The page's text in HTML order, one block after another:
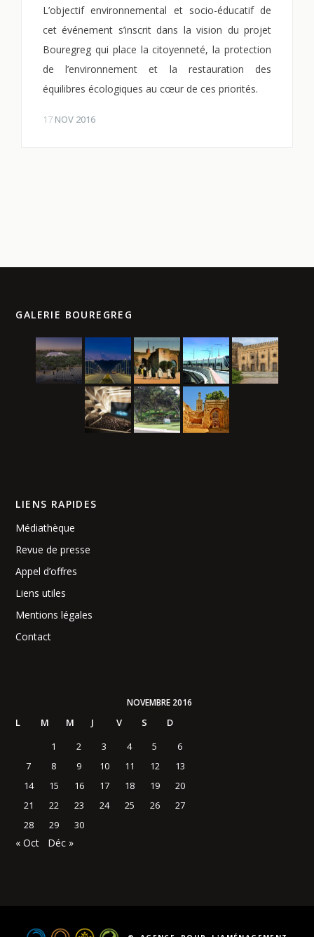
L’objectif environnemental et socio-éducatif de
cet événement s’inscrit dans la vision du projet
Bouregreg qui place la citoyenneté, la protection
de l’environnement et la restauration des
équilibres écologiques au cœur de ces priorités.
17NOV 2016
GALERIE BOUREGREG
LIENS RAPIDES
Médiathèque
Revue de presse
Appel d’offres
Liens utiles
Mentions légales
Contact
NOVEMBRE 2016
L M M J V S
D
1
2 3 4 5
6
7
8 9 10 11 12
13
14
15 16 17 18 19
20
21
22 23 24 25 26
27
28
29 30
« Oct Déc »